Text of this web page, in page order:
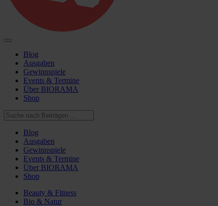
Blog
Ausgaben
Gewinnspiele
Events & Termine
Über BIORAMA
Shop
Blog
Ausgaben
Gewinnspiele
Events & Termine
Über BIORAMA
Shop
Beauty & Fitness
Bio & Natur